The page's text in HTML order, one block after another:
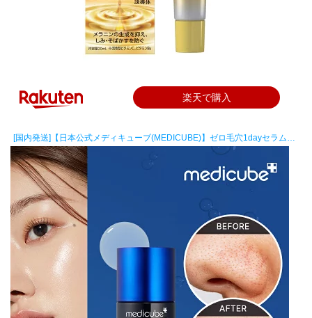
楽天で購入
[国内発送]【日本公式メディキューブ(MEDICUBE)】ゼロ毛穴1dayセラム…